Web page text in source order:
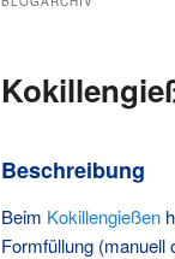
Beschreibung
Beim Kokillengießen
Formfüllung